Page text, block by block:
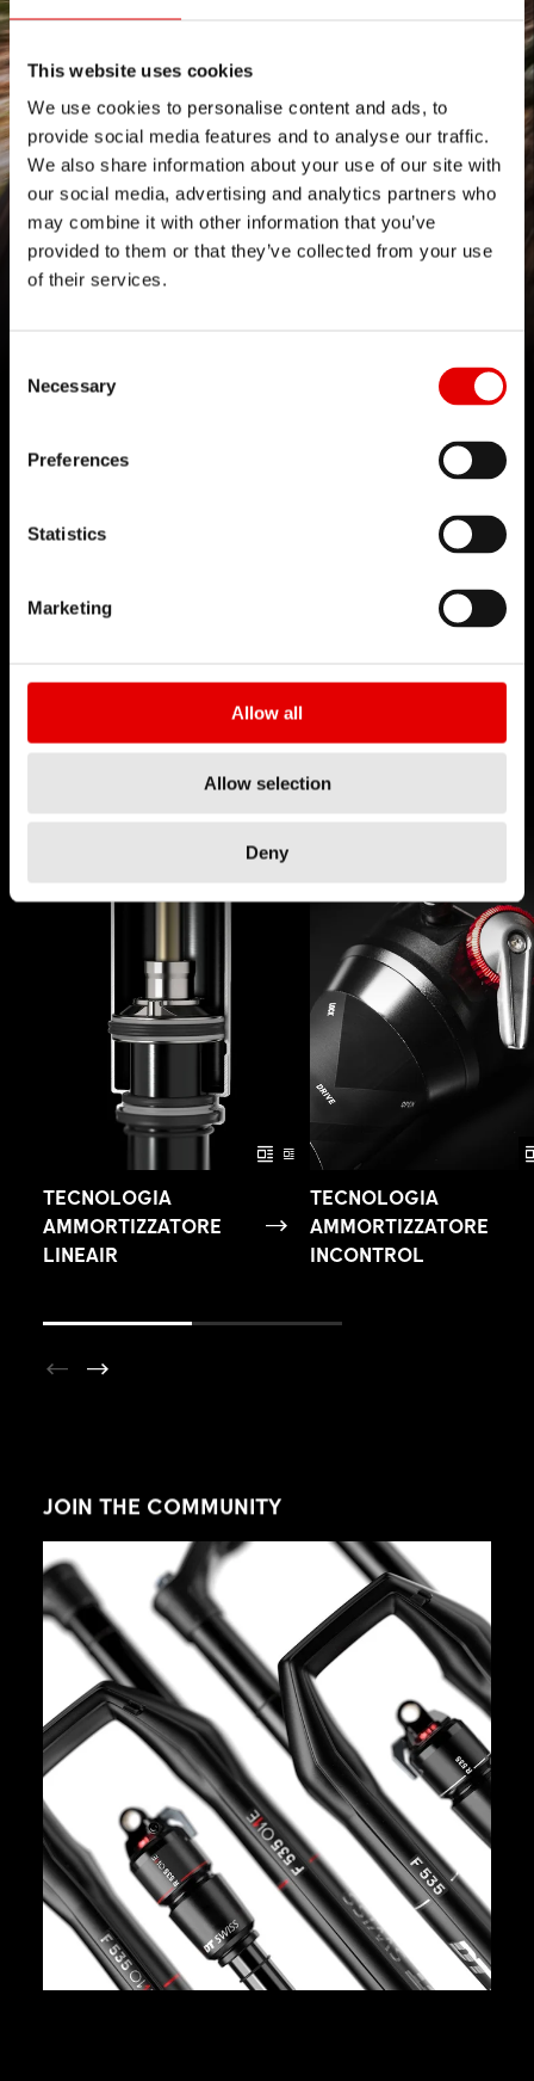
This website uses cookies
We use cookies to personalise content and ads, to
provide social media features and to analyse our traffic.
We also share information about your use of our site with
our social media, advertising and analytics partners who
may combine it with other information that you’ve
provided to them or that they’ve collected from your use
of their services.
Necessary
Preferences
Statistics
Marketing
Allow all
Allow selection
Deny
535 PLATFORM
Crediamo nell'Arte dell'Ingegneria e nella
continua ricerca delle soluzioni più sofisticate
durante lo sviluppo dei prodotti. Innovazione
TECNOLOGIA
AMMORTIZZATORE
LINEAIR
TECNOLOGIA
AMMORTIZZATORE
INCONTROL
JOIN THE COMMUNITY